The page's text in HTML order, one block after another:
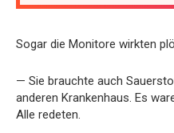
Sogar die Monitore wirkten
— Sie brauchte auch
anderen Krankenhaus. Es
Alle redeten.